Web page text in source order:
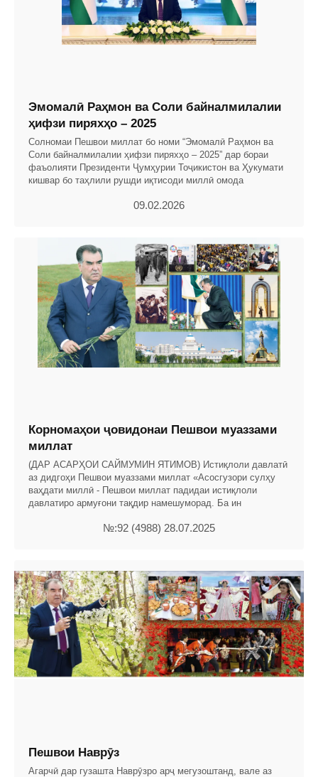
Эмомалӣ Раҳмон ва Соли байналмилалии
ҳифзи пиряхҳо – 2025
Солномаи Пешвои миллат бо номи “Эмомалӣ Раҳмон ва
Соли байналмилалии ҳифзи пиряхҳо – 2025” дар бораи
фаъолияти Президенти Ҷумҳурии Тоҷикистон ва Ҳукумати
кишвар бо таҳлили рушди иқтисоди миллӣ омода
09.02.2026
Корномаҳои ҷовидонаи Пешвои муаззами
миллат
(ДАР АСАРҲОИ САЙМУМИН ЯТИМОВ) Истиқлоли давлатӣ
аз дидгоҳи Пешвои муаззами миллат «Асосгузори сулҳу
ваҳдати миллӣ - Пешвои миллат падидаи истиқлоли
давлатиро армуғони тақдир намешуморад. Ба ин
№:92 (4988) 28.07.2025
Пешвои Наврӯз
Агарчӣ дар гузашта Наврӯзро арҷ мегузоштанд, вале аз